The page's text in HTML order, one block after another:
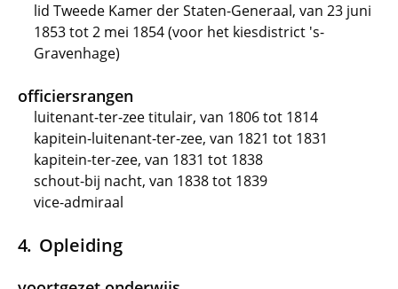
lid Tweede Kamer der Staten-Generaal, van 23 juni
1853 tot 2 mei 1854 (voor het kiesdistrict 's-
Gravenhage)
officiersrangen
luitenant-ter-zee titulair, van 1806 tot 1814
kapitein-luitenant-ter-zee, van 1821 tot 1831
kapitein-ter-zee, van 1831 tot 1838
schout-bij nacht, van 1838 tot 1839
vice-admiraal
Opleiding